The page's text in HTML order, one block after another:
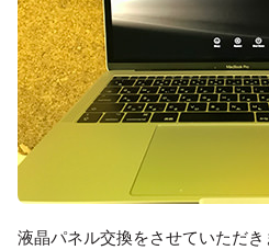
液晶パネル交換をさせていただ